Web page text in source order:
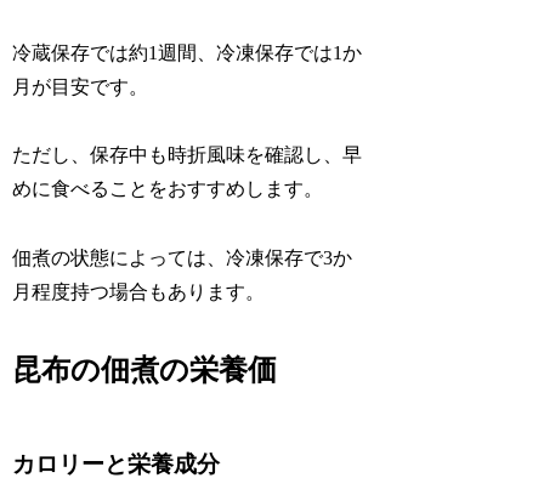
冷蔵保存では約1週間、冷凍保存では1か
月が目安です。
ただし、保存中も時折風味を確認し、早
めに食べることをおすすめします。
佃煮の状態によっては、冷凍保存で3か
月程度持つ場合もあります。
昆布の佃煮の栄養価
カロリーと栄養成分